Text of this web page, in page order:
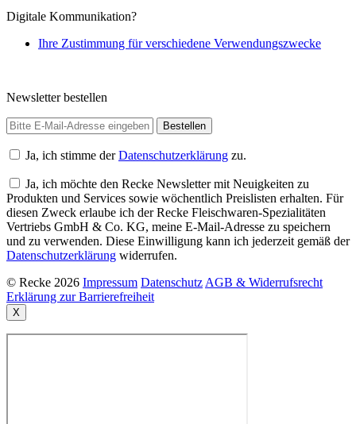
Digitale Kommunikation?
Ihre Zustimmung für verschiedene Verwendungszwecke
Newsletter bestellen
Ja, ich stimme derDatenschutzerklärung zu.
Ja, ich möchte den Recke Newsletter mit Neuigkeiten zu
Produkten und Services sowie wöchentlich Preislisten erhalten. Für
diesen Zweck erlaube ich der Recke Fleischwaren-Spezialitäten
Vertriebs GmbH & Co. KG, meine E-Mail-Adresse zu speichern
und zu verwenden. Diese Einwilligung kann ich jederzeit gemäß der
Datenschutzerklärung widerrufen.
© Recke 2026 Impressum Datenschutz AGB & Widerrufsrecht
Erklärung zur Barrierefreiheit
X